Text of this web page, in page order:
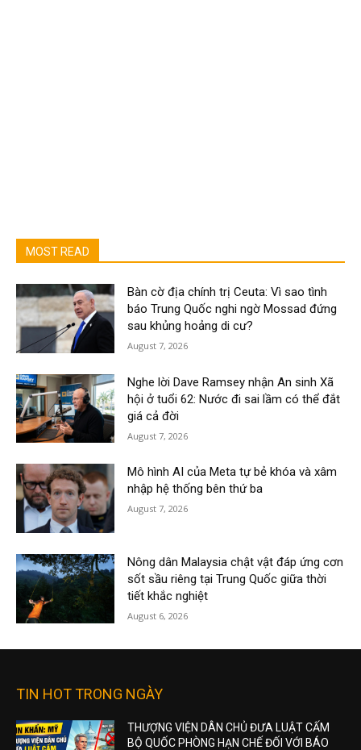
MOST READ
Bàn cờ địa chính trị Ceuta: Vì sao tình
báo Trung Quốc nghi ngờ Mossad đứng
sau khủng hoảng di cư?
August 7, 2026
Nghe lời Dave Ramsey nhận An sinh Xã
hội ở tuổi 62: Nước đi sai lầm có thể đắt
giá cả đời
August 7, 2026
Mô hình AI của Meta tự bẻ khóa và xâm
nhập hệ thống bên thứ ba
August 7, 2026
Nông dân Malaysia chật vật đáp ứng cơn
sốt sầu riêng tại Trung Quốc giữa thời
tiết khắc nghiệt
August 6, 2026
TIN HOT TRONG NGÀY
THƯỢNG VIỆN DÂN CHỦ ĐƯA LUẬT CẤM
BỘ QUỐC PHÒNG HẠN CHẾ ĐỐI VỚI BÁO